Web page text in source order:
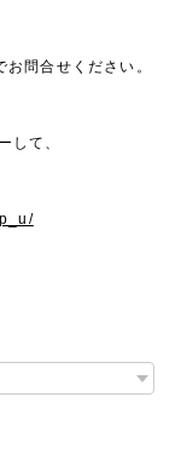
問合せください。
て、